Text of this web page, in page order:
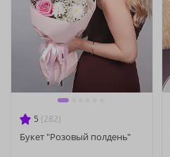
5 (282)
Букет "Розовый полдень"